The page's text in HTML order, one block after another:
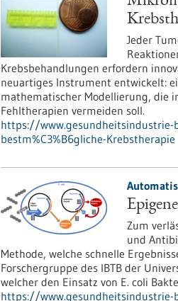
Jeder
Krebsbehandlungen erfordern
neuartiges Instrument entwickelt:
mathematischer Modellierung, die
Fehltherapien vermeiden soll.
https://www.gesundheitsindustrie-
bestm%C3%B6gliche-Krebstherapie
Zum
und
Methode, welche schnelle
Forschergruppe des IBTB der
welcher den Einsatz von E. coli
https://